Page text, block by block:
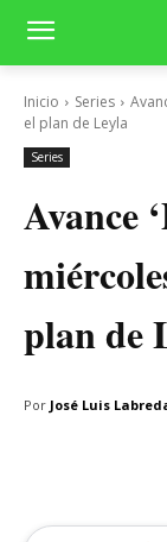
Inicio Series
el plan de Leyla
Series
Avance
plan de
Por José Luis